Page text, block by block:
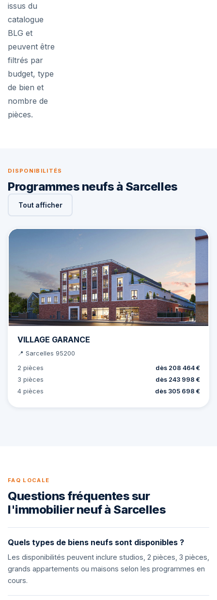
issus du
catalogue
BLG et
peuvent être
filtrés par
budget, type
de bien et
nombre de
pièces.
DISPONIBILITÉS
Programmes neufs à Sarcelles
Tout afficher
VILLAGE GARANCE
📍 Sarcelles 95200
2 pièces
dès 208 464 €
3 pièces
dès 243 998 €
4 pièces
dès 305 698 €
FAQ LOCALE
Questions fréquentes sur
l'immobilier neuf à Sarcelles
Quels types de biens neufs sont disponibles ?
Les disponibilités peuvent inclure studios, 2 pièces, 3 pièces,
grands appartements ou maisons selon les programmes en
cours.